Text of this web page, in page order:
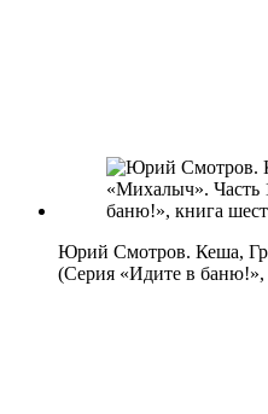
Юрий Смотров. Кеша,
(Серия «Идите в баню!»,